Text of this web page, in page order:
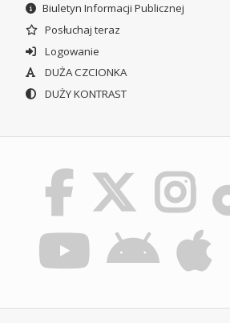
Biuletyn Informacji Publicznej
Posłuchaj teraz
Logowanie
DUŻA CZCIONKA
DUŻY KONTRAST